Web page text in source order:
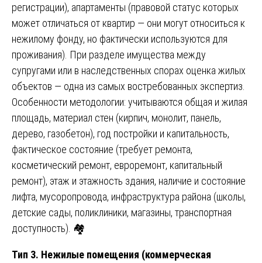
регистрации), апартаменты (правовой статус которых
может отличаться от квартир — они могут относиться к
нежилому фонду, но фактически используются для
проживания). При разделе имущества между
супругами или в наследственных спорах оценка жилых
объектов — одна из самых востребованных экспертиз.
Особенности методологии: учитываются общая и жилая
площадь, материал стен (кирпич, монолит, панель,
дерево, газобетон), год постройки и капитальность,
фактическое состояние (требует ремонта,
косметический ремонт, евроремонт, капитальный
ремонт), этаж и этажность здания, наличие и состояние
лифта, мусоропровода, инфраструктура района (школы,
детские сады, поликлиники, магазины, транспортная
доступность). 🏘️
Тип 3. Нежилые помещения (коммерческая